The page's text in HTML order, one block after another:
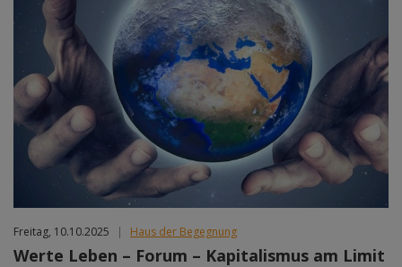
Freitag, 10.10.2025 | Haus der Begegnung
Werte Leben – Forum – Kapitalismus am Limit